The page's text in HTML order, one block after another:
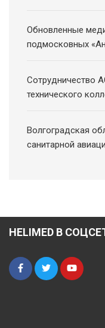
Обновленные
подмосковных
Сотрудничество
технического
Волгоградская
санитарной
HELIMED В